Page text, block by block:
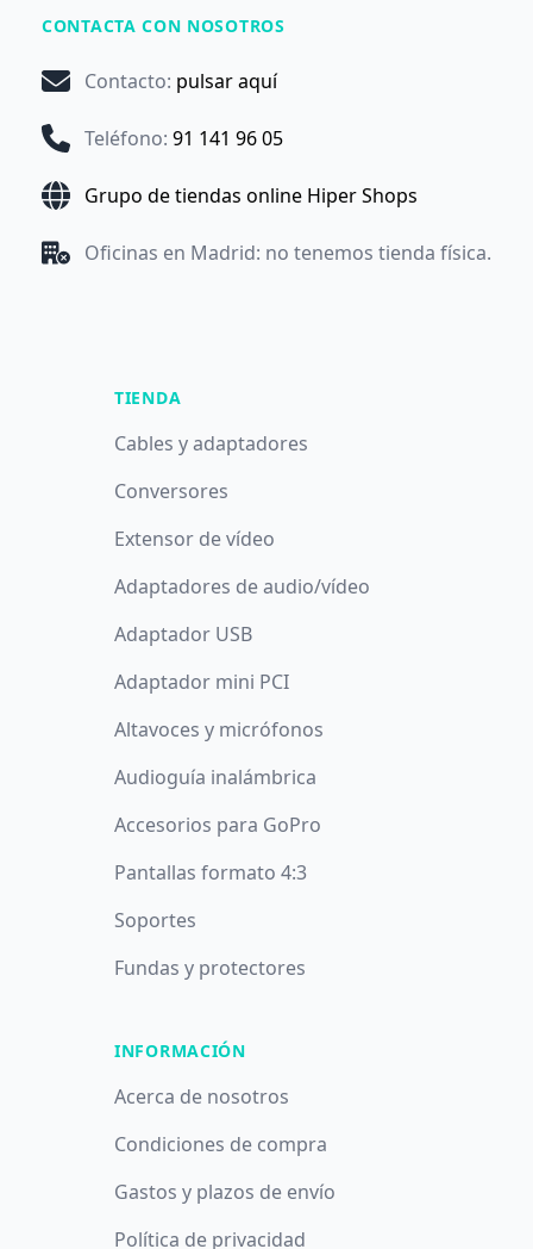
CONTACTA CON NOSOTROS
Contacto: pulsar aquí
Teléfono: 91 141 96 05
Grupo de tiendas online Hiper Shops
Oficinas en Madrid: no tenemos tienda física.
TIENDA
Cables y adaptadores
Conversores
Extensor de vídeo
Adaptadores de audio/vídeo
Adaptador USB
Adaptador mini PCI
Altavoces y micrófonos
Audioguía inalámbrica
Accesorios para GoPro
Pantallas formato 4:3
Soportes
Fundas y protectores
INFORMACIÓN
Acerca de nosotros
Condiciones de compra
Gastos y plazos de envío
Política de privacidad